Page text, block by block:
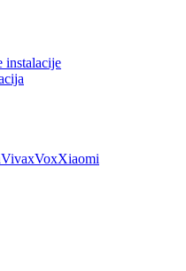
instalacije
VivaxVoxXiaomi